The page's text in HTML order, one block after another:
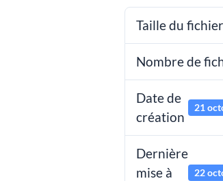
Taille du fichier
Nombre de
Date de
création
21
Dernière
mise à
22